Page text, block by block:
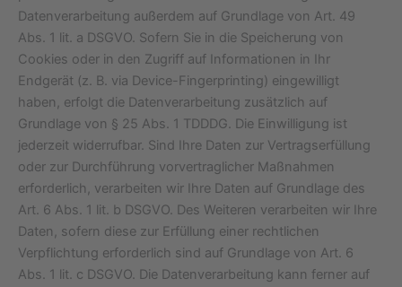
Datenverarbeitung außerdem auf Grundlage von Art. 49
Abs. 1 lit. a DSGVO. Sofern Sie in die Speicherung von
Cookies oder in den Zugriff auf Informationen in Ihr
Endgerät (z. B. via Device-Fingerprinting) eingewilligt
haben, erfolgt die Datenverarbeitung zusätzlich auf
Grundlage von § 25 Abs. 1 TDDDG. Die Einwilligung ist
jederzeit widerrufbar. Sind Ihre Daten zur Vertragserfüllung
oder zur Durchführung vorvertraglicher Maßnahmen
erforderlich, verarbeiten wir Ihre Daten auf Grundlage des
Art. 6 Abs. 1 lit. b DSGVO. Des Weiteren verarbeiten wir Ihre
Daten, sofern diese zur Erfüllung einer rechtlichen
Verpflichtung erforderlich sind auf Grundlage von Art. 6
Abs. 1 lit. c DSGVO. Die Datenverarbeitung kann ferner auf